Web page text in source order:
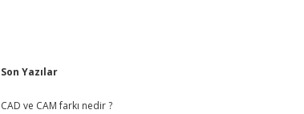
Sidebar
Son Yazılar
CAD ve CAM farkı nedir ?